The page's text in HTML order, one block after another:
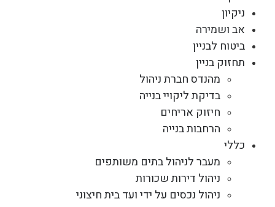
ניקיון
אב ושמירה
ביטוח לבניין
תחזוק בניין
מהנדס חברת ניהול
בדיקת ליקויי בנייה
חיזוק אריחים
הרחבות בנייה
כללי
מעבר לניהול בתים משותפים
ניהול דירות שכורות
ניהול נכסים על ידי ועד בית חיצוני